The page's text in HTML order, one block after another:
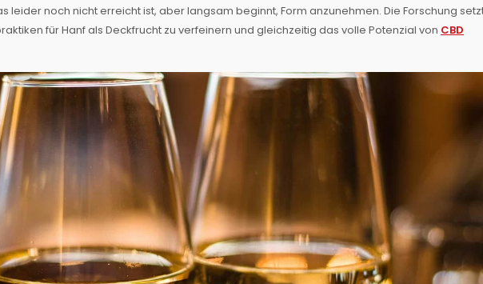
leider noch nicht erreicht ist, aber langsam beginnt, Form anzunehmen. Die Forschung
für Hanf als Deckfrucht zu verfeinern und gleichzeitig das volle Potenzial von CBD